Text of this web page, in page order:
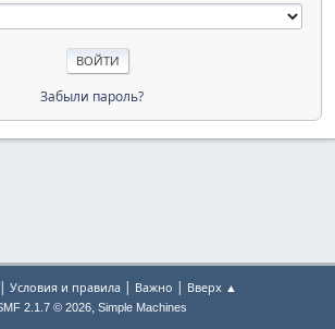
Забыли пароль?
| Условия и правила | Важно | Вверх ▲
2.1.7 © 2026, Simple Machines